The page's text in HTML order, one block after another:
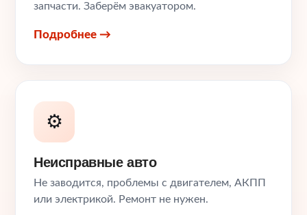
запчасти. Заберём эвакуатором.
Подробнее →
⚙️
Неисправные авто
Не заводится, проблемы с двигателем, АКПП
или электрикой. Ремонт не нужен.